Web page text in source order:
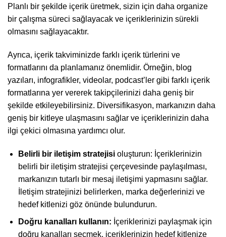
Planlı bir şekilde içerik üretmek, sizin için daha organize
bir çalışma süreci sağlayacak ve içeriklerinizin sürekli
olmasını sağlayacaktır.
Ayrıca, içerik takviminizde farklı içerik türlerini ve
formatlarını da planlamanız önemlidir. Örneğin, blog
yazıları, infografikler, videolar, podcast’ler gibi farklı içerik
formatlarına yer vererek takipçilerinizi daha geniş bir
şekilde etkileyebilirsiniz. Diversifikasyon, markanızın daha
geniş bir kitleye ulaşmasını sağlar ve içeriklerinizin daha
ilgi çekici olmasına yardımcı olur.
Belirli bir iletişim stratejisioluşturun: İçeriklerinizin
belirli bir iletişim stratejisi çerçevesinde paylaşılması,
markanızın tutarlı bir mesaj iletişimi yapmasını sağlar.
İletişim stratejinizi belirlerken, marka değerlerinizi ve
hedef kitlenizi göz önünde bulundurun.
Doğru kanalları kullanın: İçeriklerinizi paylaşmak için
doğru kanalları seçmek, içeriklerinizin hedef kitlenize